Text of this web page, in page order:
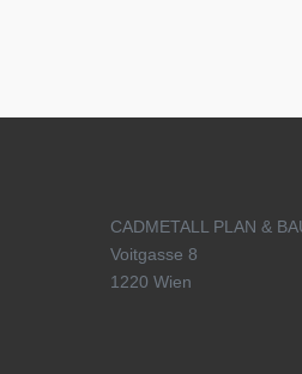
CADMETALL PLAN &
Voitgasse 8
1220 Wien